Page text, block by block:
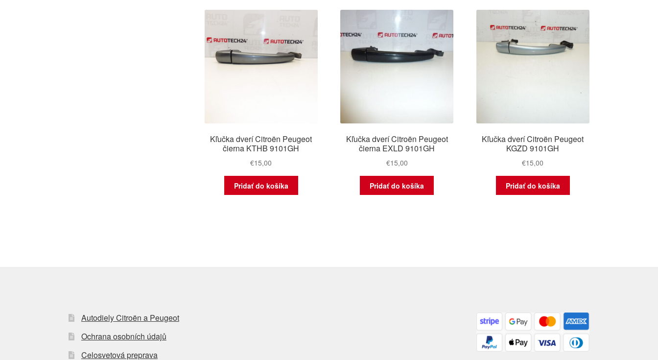
Kľučka dverí Citroën Peugeot
čierna KTHB 9101GH
€15,00
Pridať do košíka
Kľučka dverí Citroën Peugeot
čierna EXLD 9101GH
€15,00
Pridať do košíka
Kľučka dverí Citroën Peugeot
KGZD 9101GH
€15,00
Pridať do košíka
Autodiely Citroën a Peugeot
Ochrana osobních údajů
Celosvetová preprava